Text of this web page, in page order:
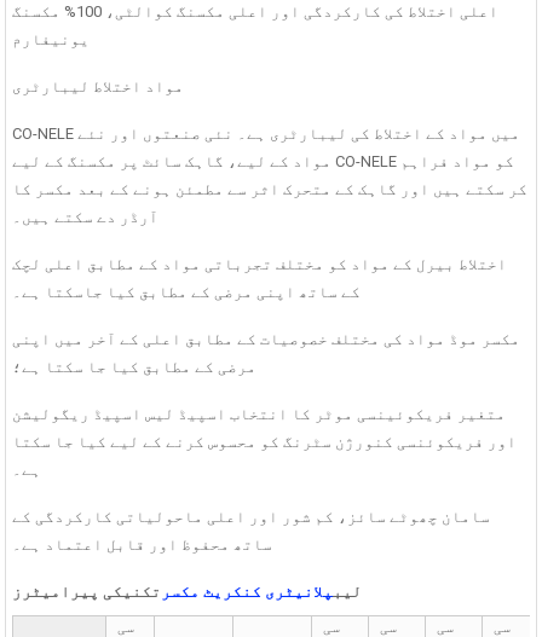
اعلی اختلاط کی کارکردگی اور اعلی مکسنگ کوالٹی، 100% مکسنگ
یونیفارم
مواد اختلاط لیبارٹری
CO-NELE میں مواد کے اختلاط کی لیبارٹری ہے۔ نئی صنعتوں اور نئے
مواد کے لیے، گاہک سائٹ پر مکسنگ کے لیے CO-NELE کو مواد فراہم
کر سکتے ہیں اور گاہک کے متحرک اثر سے مطمئن ہونے کے بعد مکسر کا
آرڈر دے سکتے ہیں۔
اختلاط بیرل کے مواد کو مختلف تجرباتی مواد کے مطابق اعلی لچک
کے ساتھ اپنی مرضی کے مطابق کیا جاسکتا ہے۔
مکسر موڈ مواد کی مختلف خصوصیات کے مطابق اعلی کے آخر میں اپنی
مرضی کے مطابق کیا جا سکتا ہے؛
متغیر فریکوئینسی موٹر کا انتخاب اسپیڈ لیس اسپیڈ ریگولیشن
اور فریکوئنسی کنورژن سٹرنگ کو محسوس کرنے کے لیے کیا جا سکتا
ہے۔
سامان چھوٹے سائز، کم شور اور اعلی ماحولیاتی کارکردگی کے
ساتھ محفوظ اور قابل اعتماد ہے۔
لیب پلانیٹری کنکریٹ مکسر تکنیکی پیرامیٹرز
سی
سی
سی
سی
سی